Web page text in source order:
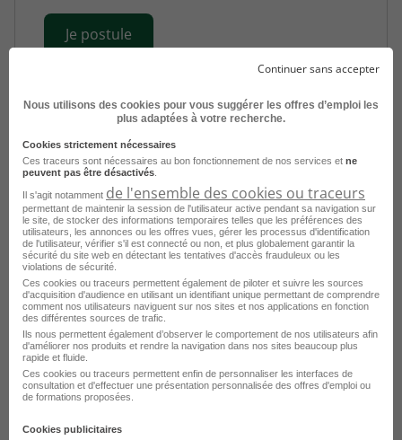
Je postule
Auxiliaire de Vie H/F
Fleurance - 32
Publié le 4 août 2026
Je postule
Continuer sans accepter
Nous utilisons des cookies pour vous suggérer les offres d’emploi les
plus adaptées à votre recherche.
Cookies strictement nécessaires
Ces traceurs sont nécessaires au bon fonctionnement de nos services et ne
peuvent pas être désactivés
Il s'agit notamment de l'ensemble des cookies ou traceurs
permettant de maintenir la session de l'utilisateur active pendant sa navigation sur
le site, de stocker des informations temporaires telles que les préférences des
utilisateurs, les annonces ou les offres vues, gérer les processus d'identification
de l'utilisateur, vérifier s'il est connecté ou non, et plus globalement garantir la
sécurité du site web en détectant les tentatives d'accès frauduleux ou les
violations de sécurité.
Ces cookies ou traceurs permettent également de piloter et suivre les sources
d'acquisition d'audience en utilisant un identifiant unique permettant de comprendre
comment nos utilisateurs naviguent sur nos sites et nos applications en fonction
des différentes sources de trafic.
Ils nous permettent également d’observer le comportement de nos utilisateurs afin
d'améliorer nos produits et rendre la navigation dans nos sites beaucoup plus
rapide et fluide.
Ces cookies ou traceurs permettent enfin de personnaliser les interfaces de
consultation et d'effectuer une présentation personnalisée des offres d'emploi ou
de formations proposées.
Cookies publicitaires